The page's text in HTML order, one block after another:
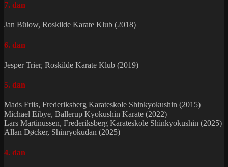
7. dan
Jan Bülow, Roskilde Karate Klub (2018)
6. dan
Jesper Trier, Roskilde Karate Klub (2019)
5. dan
Mads Friis, Frederiksberg Karateskole Shinkyokushin (2015)
Michael Eibye, Ballerup Kyokushin Karate (2022)
Lars Martinussen, Frederiksberg Karateskole Shinkyokushin (2025)
Allan Døcker, Shinryokudan (2025)
4. dan